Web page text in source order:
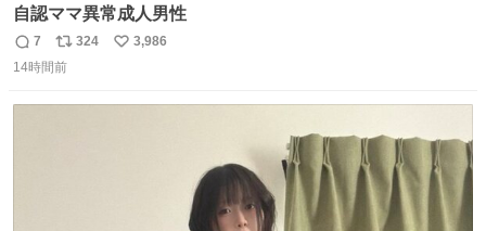
自認ママ異常成人男性
返
信
7
リ
ポ
324
い
3,986
14時間前